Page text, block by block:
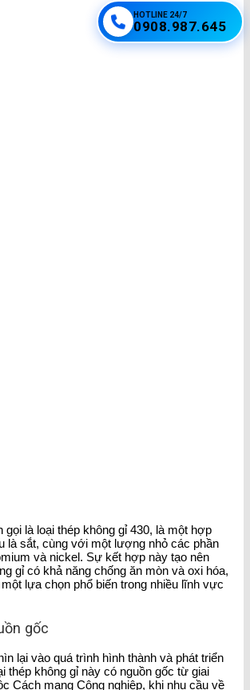
HOTLINE 24/7
0908.987.645
gọi là loại thép không gỉ 430, là một hợp
là sắt, cùng với một lượng nhỏ các phần
và nickel. Sự kết hợp này tạo nên
gỉ có khả năng chống ăn mòn và oxi hóa,
lựa chọn phổ biến trong nhiều lĩnh vực
gốc
lại vào quá trình hình thành và phát triển
thép không gỉ này có nguồn gốc từ giai
Cách mạng Công nghiệp, khi nhu cầu về